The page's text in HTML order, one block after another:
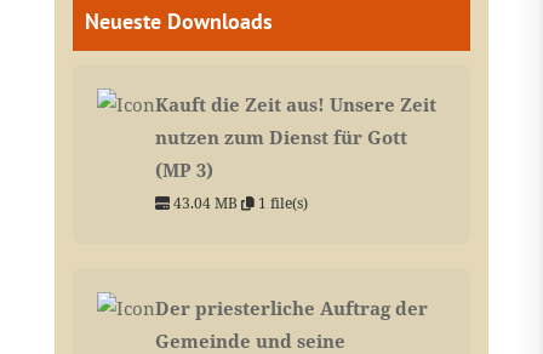
Neueste Downloads
Kauft die Zeit aus! Unsere Zeit
nutzen zum Dienst für Gott
(MP 3)
43.04 MB 1 file(s)
Der priesterliche Auftrag der
Gemeinde und seine